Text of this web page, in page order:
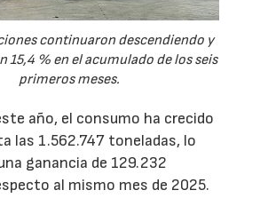
continuaron descendiendo y
15,4 % en el acumulado de los seis
primeros meses.
año, el consumo ha crecido
las 1.562.747 toneladas, lo
ganancia de 129.232
al mismo mes de 2025.